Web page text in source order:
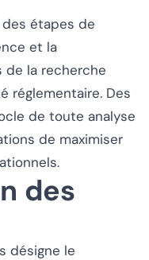
étapes de
et la
la recherche
réglementaire. Des
de toute analyse
de maximiser
des
désigne le